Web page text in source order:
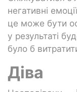
негативні
це може бути
у результаті
було б
Діва